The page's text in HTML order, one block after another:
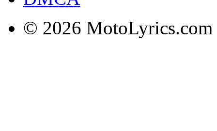
© 2026 MotoLyrics.com